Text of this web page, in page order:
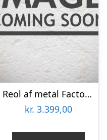
Reol af metal Factory Style m/ 5 hylder – Ib Laursen
kr. 3.399,00